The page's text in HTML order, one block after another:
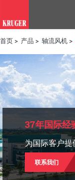
产品
应用领域
工具与资源
新闻媒体
为什么选择科禄格
招聘
首页 > 产品 > 轴流风机 >
37年国际经
为国际客户提
联系我们